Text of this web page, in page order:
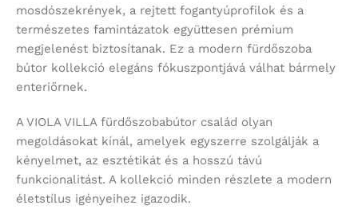
mosdószekrények, a rejtett fogantyúprofilok és a
természetes famintázatok együttesen prémium
megjelenést biztosítanak. Ez a modern fürdőszoba
bútor kollekció elegáns fókuszpontjává válhat bármely
enteriőrnek.
A VIOLA VILLA fürdőszobabútor család olyan
megoldásokat kínál, amelyek egyszerre szolgálják a
kényelmet, az esztétikát és a hosszú távú
funkcionalitást. A kollekció minden részlete a modern
életstílus igényeihez igazodik.